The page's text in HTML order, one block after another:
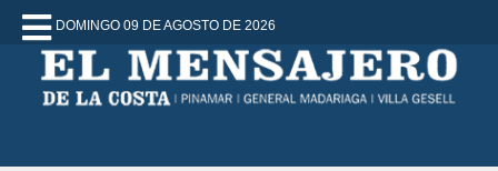
DOMINGO 09 DE AGOSTO DE 2026